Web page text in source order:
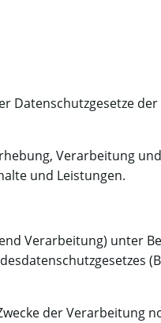
Datenschutzgesetze
Verarbeitung
und Leistungen.
Verarbeitung) unter
der Verarbeitung